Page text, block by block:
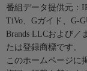
番組データ提供元：
TiVo、Gガイド、G-
Brands LLCおよび／
たは登録商標です。
このホームページに